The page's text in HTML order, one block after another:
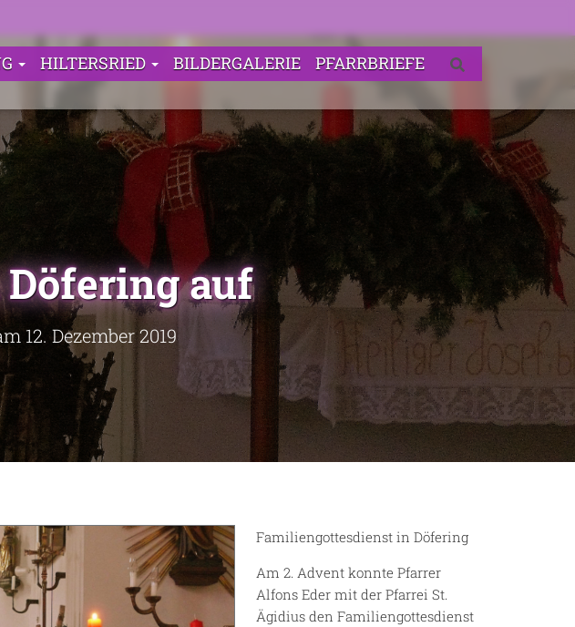
HILTERSRIED BILDERGALERIE PFARRBRIEFE
auf
12. Dezember 2019
Familiengottesdienst in Döfering
Am 2. Advent konnte Pfarrer
Alfons Eder mit der Pfarrei St.
Ägidius den Familiengottesdienst